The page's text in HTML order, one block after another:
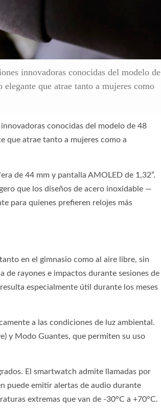
innovadoras conocidas del modelo de
que atrae tanto a mujeres como
conocidas del modelo de 48
que atrae tanto a mujeres como a
de 44 mm y pantalla AMOLED de 1,32”.
que los diseños de acero inoxidable —
para quienes prefieren relojes más
en el gimnasio como al aire libre, sin
de rayones e impactos durante sesiones de
especialmente útil durante los meses
a las condiciones de luz ambiental.
y Modo Guantes, que permiten su uso
El smartwatch admite llamadas por
puede emitir alertas de audio durante
extremas que van de -30°C a +70°C.